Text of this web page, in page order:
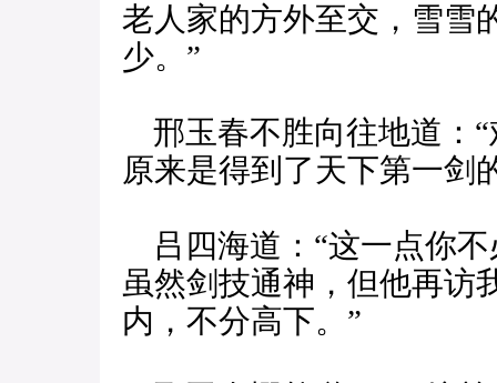
老人家的方外至交，雪雪
少。”
邢玉春不胜向往地道：
原来是得到了天下第一剑
吕四海道：“这一点你
虽然剑技通神，但他再访
内，不分高下。”